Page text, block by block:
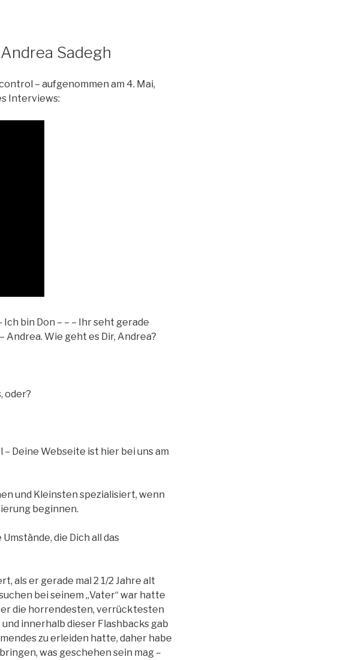
Sadegh
– aufgenommen am 4. Mai,
Interviews:
bin Don – – – Ihr seht gerade
Andrea. Wie geht es Dir, Andrea?
oder?
Deine Webseite ist hier bei uns am
und Kleinsten spezialisiert, wenn
beginnen.
die Dich all das
als er gerade mal 2 1/2 Jahre alt
bei seinem „Vater“ war hatte
die horrendesten, verrücktesten
innerhalb dieser Flashbacks gab
zu erleiden hatte, daher habe
was geschehen sein mag –